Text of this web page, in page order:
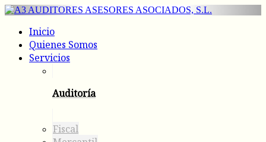
Inicio
Quienes Somos
Servicios
Auditoría
Fiscal